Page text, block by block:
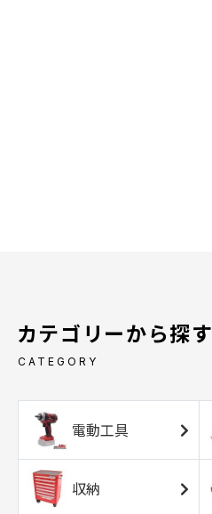
カテゴリーから探す
CATEGORY
電動工具
収納